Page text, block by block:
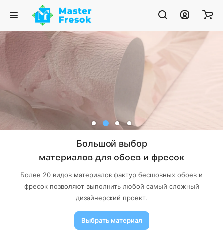
Большой выбор
материалов для обоев и фресок
Более 20 видов материалов фактур бесшовных обоев и
фресок позволяют выполнить любой самый сложный
дизайнерский проект.
Выбрать материал